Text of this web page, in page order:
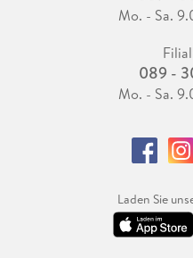
Mo. - Sa.
089 -
Mo. - Sa.
Laden Sie